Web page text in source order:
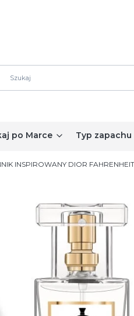
po Marce Typ zapachu
INSPIROWANY DIOR